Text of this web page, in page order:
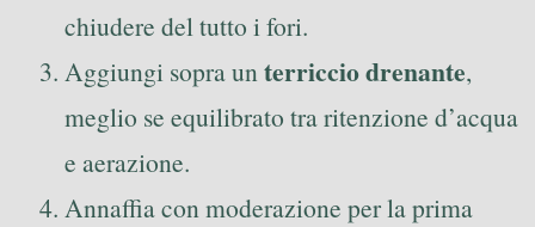
chiudere del tutto i fori.
Aggiungi sopra unterriccio drenante,
meglio se equilibrato tra ritenzione d’acqua
e aerazione.
Annaffia con moderazione per la prima